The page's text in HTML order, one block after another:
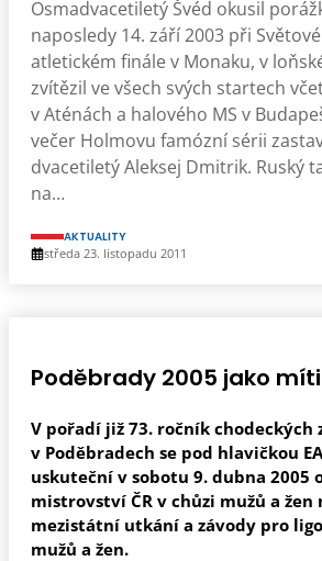
Osmadvacetiletý Švéd okusil
naposledy 14. září 2003 při
atletickém finále v Monaku, v
zvítězil ve všech svých startech
v Aténách a halového MS v
večer Holmovu famózní sérii
dvacetiletý Aleksej Dmitrik. Ruský
na…
AKTUALITY
středa 23. listopadu 2011
Poděbrady 2005 jako
V pořadí již 73. ročník chodeckých
v Poděbradech se pod hlavičkou
uskuteční v sobotu 9. dubna 2005
mistrovství ČR v chůzi mužů a žen
mezistátní utkání a závody pro
mužů a žen.